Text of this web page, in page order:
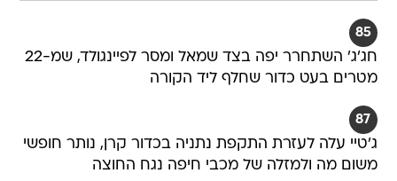
85
חג'ג' השתחרר יפה בצד שמאל ומסר לפיינגולד, שמ-22
מטרים בעט כדור שחלף ליד הקורה
87
ג'טיי עלה לעזרת התקפת נתניה בכדור קרן, נותר חופשי
משום מה ולמזלה של מכבי חיפה נגח החוצה